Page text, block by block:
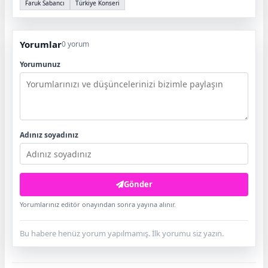
Faruk Sabancı Türkiye Konseri
Yorumlar0 yorum
Yorumunuz
Adınız soyadınız
Gönder
Yorumlarınız editör onayından sonra yayına alınır.
Bu habere henüz yorum yapılmamış. İlk yorumu siz yazın.